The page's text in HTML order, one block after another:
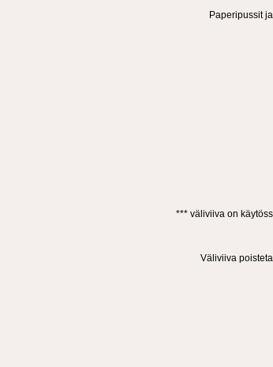
Paperipussit
*** väliviiva on
Väliviiva